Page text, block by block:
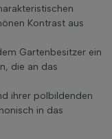
Kontrast aus
Gartenbesitzer ein
die an das
ihrer polbildenden
in das